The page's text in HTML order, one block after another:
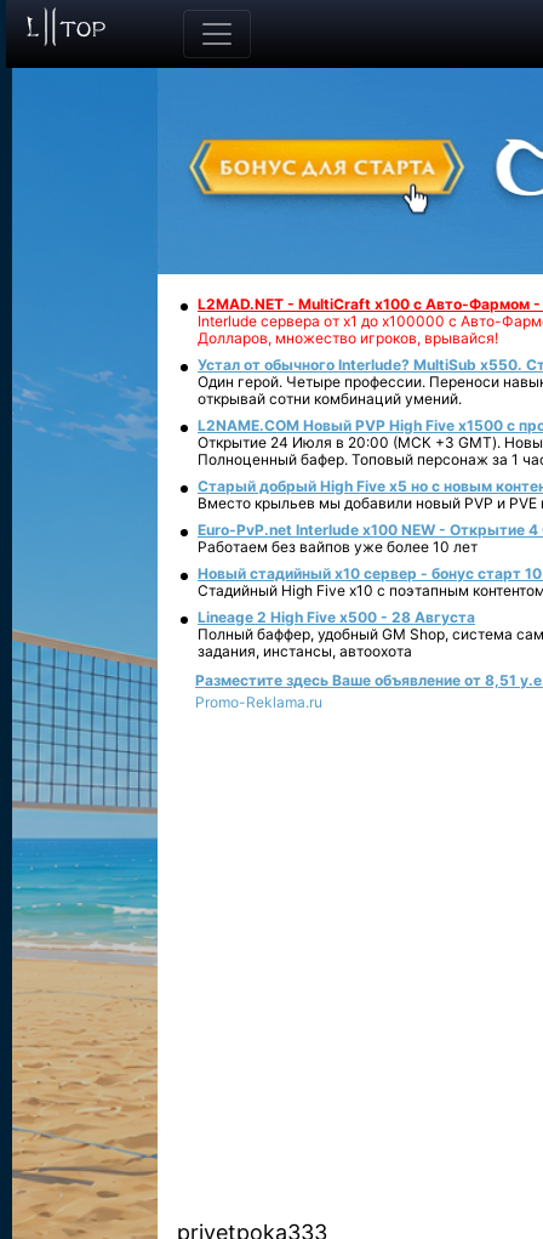
L2MAD.NET - MultiCraft x100 с Авто-Фармом
Interlude сервера от х1 до х100000 с Авто-
Долларов, множество игроков, врывайся!
Устал от обычного Interlude? MultiSub x550.
Один герой. Четыре профессии. Переноси
открывай сотни комбинаций умений.
L2NAME.COM Новый PVP High Five x1500 с
Открытие 24 Июля в 20:00 (МСК +3 GMT).
Полноценный бафер. Топовый персонаж за 1
Старый добрый High Five x5 но с новым
Вместо крыльев мы добавили новый PVP и PVE
Euro-PvP.net Interlude х100 NEW - Открытие 4
Работаем без вайпов уже более 10 лет
Новый стадийный х10 сервер - бонус старт
Стадийный High Five x10 с поэтапным
Lineage 2 High Five x500 - 28 Августа
Полный баффер, удобный GM Shop, система
задания, инстансы, автоохота
Разместите здесь Ваше объявление от 8,51
Promo-Reklama.ru
privetpoka333